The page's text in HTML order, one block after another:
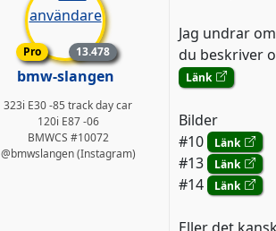
ProPro-medlem
13.478
bmw-slangen
323i E30 -85 track day car
120i E87 -06
BMWCS #10072
@bmwslangen (Instagram)
Jag undrar
du beskriver
Länk
Bilder
#10
Länk
#13 Länk
#14 Länk